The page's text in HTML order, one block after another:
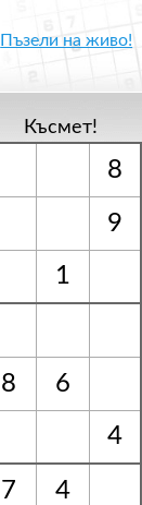
Пъзели на живо!
Късмет!
8
9
1
8 6
4
7 4